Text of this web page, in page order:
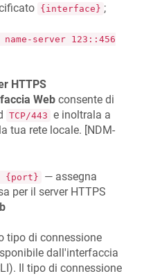
{interface} ;
name-server 123::456
HTTPS
Web consente di
TCP/443 e inoltrala a
tua rete locale. [NDM-
{port}
— assegna
per il server HTTPS
tipo di connessione
dall'interfaccia
Il tipo di connessione